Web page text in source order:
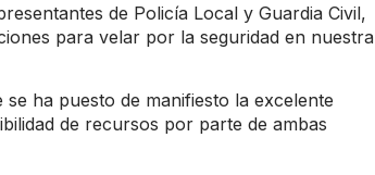
de Policía Local y Guardia Civil,
para velar por la seguridad en nuestra
ha puesto de manifiesto la excelente
de recursos por parte de ambas